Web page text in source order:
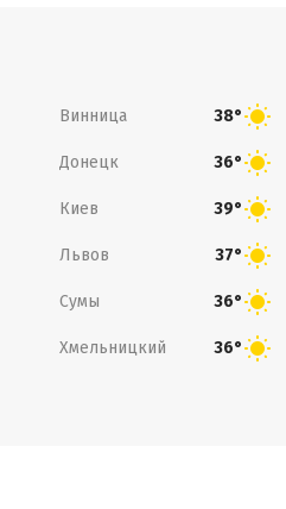
Винница 38°
Донецк 36°
Киев 39°
Львов 37°
Сумы 36°
Хмельницкий 36°